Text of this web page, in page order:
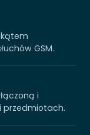
GSM.
i
przedmiotach.